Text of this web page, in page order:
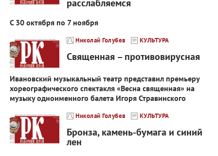
расслабляемся
С 30 октября по 7 ноября
Николай Голубев КУЛЬТУРА
Священная – противовирусная
Ивановский музыкальный театр представил премьеру
хореографического спектакля «Весна священная» на
музыку одноименного балета Игоря Стравинского
Николай Голубев КУЛЬТУРА
Бронза, камень-бумага и синий
лен